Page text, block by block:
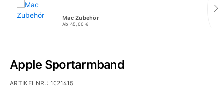
Mac Zubehör
Ab 45,00 €
Apple Sportarmband
ARTIKELNR.:1021415